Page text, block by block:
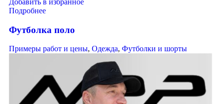
Подробнее
Футболка поло
Примеры работ и цены, Одежда, Футболки и шорты